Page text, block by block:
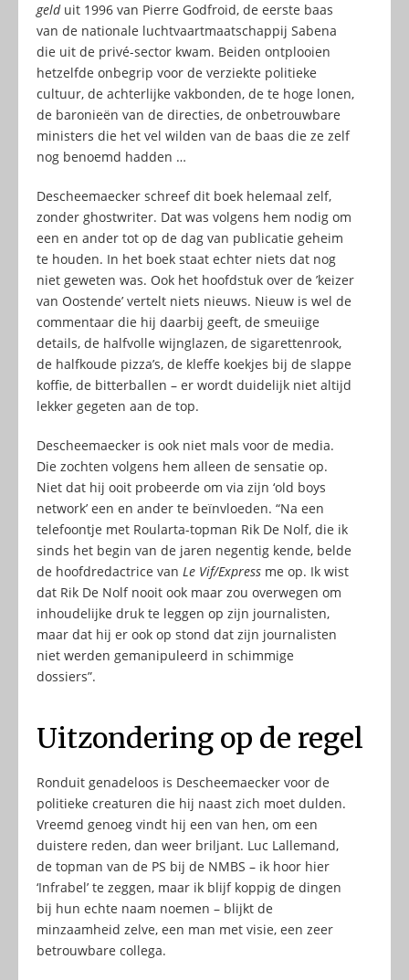
geld uit 1996 van Pierre Godfroid, de eerste baas
van de nationale luchtvaartmaatschappij Sabena
die uit de privé-sector kwam. Beiden ontplooien
hetzelfde onbegrip voor de verziekte politieke
cultuur, de achterlijke vakbonden, de te hoge lonen,
de baronieën van de directies, de onbetrouwbare
ministers die het vel wilden van de baas die ze zelf
nog benoemd hadden …
Descheemaecker schreef dit boek helemaal zelf,
zonder ghostwriter. Dat was volgens hem nodig om
een en ander tot op de dag van publicatie geheim
te houden. In het boek staat echter niets dat nog
niet geweten was. Ook het hoofdstuk over de ’keizer
van Oostende’ vertelt niets nieuws. Nieuw is wel de
commentaar die hij daarbij geeft, de smeuiige
details, de halfvolle wijnglazen, de sigarettenrook,
de halfkoude pizza’s, de kleffe koekjes bij de slappe
koffie, de bitterballen – er wordt duidelijk niet altijd
lekker gegeten aan de top.
Descheemaecker is ook niet mals voor de media.
Die zochten volgens hem alleen de sensatie op.
Niet dat hij ooit probeerde om via zijn ‘old boys
network’ een en ander te beïnvloeden. “Na een
telefoontje met Roularta-topman Rik De Nolf, die ik
sinds het begin van de jaren negentig kende, belde
de hoofdredactrice van Le Vif/Express me op. Ik wist
dat Rik De Nolf nooit ook maar zou overwegen om
inhoudelijke druk te leggen op zijn journalisten,
maar dat hij er ook op stond dat zijn journalisten
niet werden gemanipuleerd in schimmige
dossiers”.
Uitzondering op de regel
Ronduit genadeloos is Descheemaecker voor de
politieke creaturen die hij naast zich moet dulden.
Vreemd genoeg vindt hij een van hen, om een
duistere reden, dan weer briljant. Luc Lallemand,
de topman van de PS bij de NMBS – ik hoor hier
‘Infrabel’ te zeggen, maar ik blijf koppig de dingen
bij hun echte naam noemen – blijkt de
minzaamheid zelve, een man met visie, een zeer
betrouwbare collega.